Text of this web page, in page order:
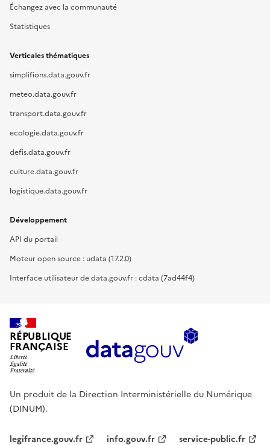
Échangez avec la communauté
Statistiques
Verticales thématiques
simplifions.data.gouv.fr
meteo.data.gouv.fr
transport.data.gouv.fr
ecologie.data.gouv.fr
defis.data.gouv.fr
culture.data.gouv.fr
logistique.data.gouv.fr
Développement
API du portail
Moteur open source : udata (17.2.0)
Interface utilisateur de data.gouv.fr : cdata (7ad44f4)
RÉPUBLIQUE
FRANÇAISE
Un produit de la Direction Interministérielle du Numérique
(DINUM).
legifrance.gouv.fr info.gouv.fr service-public.fr